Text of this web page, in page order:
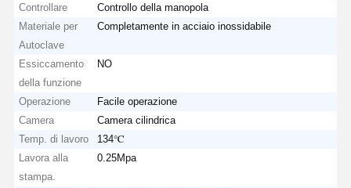
Controllare
Controllo della manopola
Materiale per
Autoclave
Completamente in acciaio inossidabile
Essiccamento
della funzione
NO
Operazione
Facile operazione
Camera
Camera cilindrica
Temp. di lavoro
134℃
Lavora alla
stampa.
0.25Mpa